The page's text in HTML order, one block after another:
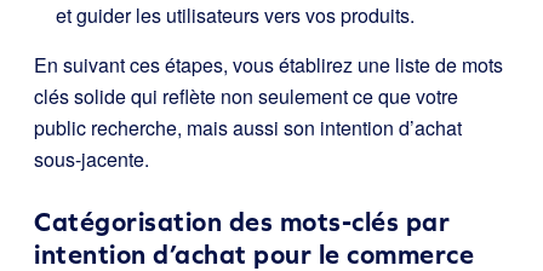
et guider les utilisateurs vers vos produits.
En suivant ces étapes, vous établirez une liste de mots
clés solide qui reflète non seulement ce que votre
public recherche, mais aussi son intention d’achat
sous-jacente.
Catégorisation des mots-clés par
intention d’achat pour le commerce